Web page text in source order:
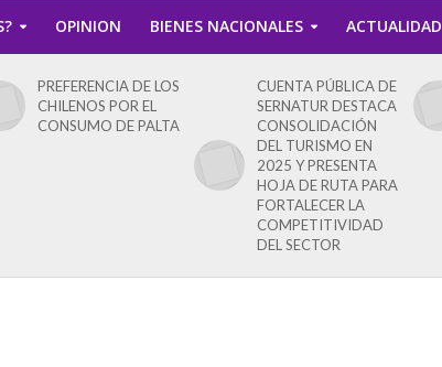
OPINION BIENES NACIONALES ACTUALIDAD
PREFERENCIA DE LOS
CHILENOS POR EL
CONSUMO DE PALTA
CUENTA PÚBLICA DE
SERNATUR DESTACA
CONSOLIDACIÓN
DEL TURISMO EN
2025 Y PRESENTA
HOJA DE RUTA PARA
FORTALECER LA
COMPETITIVIDAD
DEL SECTOR